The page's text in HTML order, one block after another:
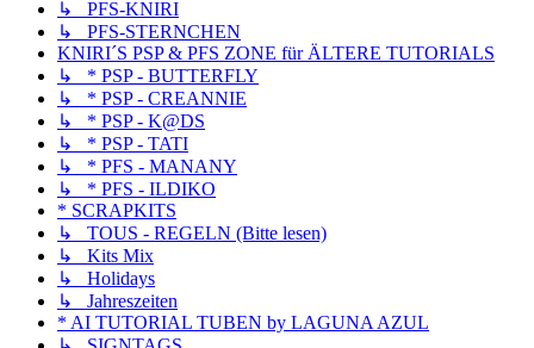
↳ PFS-KNIRI
↳ PFS-STERNCHEN
KNIRI´S PSP & PFS ZONE für ÄLTERE TUTORIALS
↳ * PSP - BUTTERFLY
↳ * PSP - CREANNIE
↳ * PSP - K@DS
↳ * PSP - TATI
↳ * PFS - MANANY
↳ * PFS - ILDIKO
* SCRAPKITS
↳ TOUS - REGELN (Bitte lesen)
↳ Kits Mix
↳ Holidays
↳ Jahreszeiten
* AI TUTORIAL TUBEN by LAGUNA AZUL